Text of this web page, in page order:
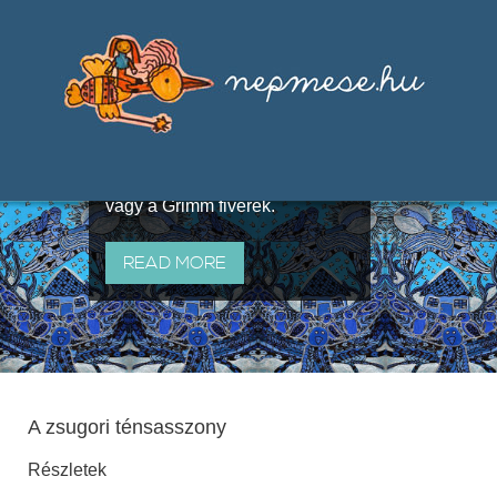
útján terjedő elbeszélésekből,
melyeket olyan ismert gyűjtők
állítottak össze, mint Benedek
vagy a Grimm fivérek.
READ MORE
A zsugori ténsasszony
Részletek